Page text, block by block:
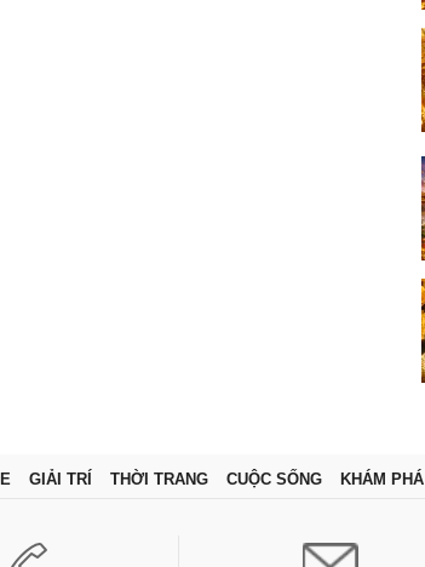
GIẢI TRÍ THỜI TRANG CUỘC SỐNG KHÁM PHÁ